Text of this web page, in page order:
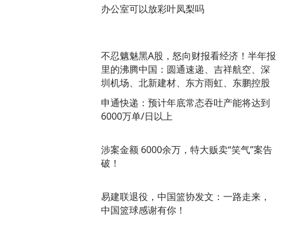
办公室可以放彩叶凤梨吗
不忍魑魅黑A股，怒向财报看经济！半年报
里的沸腾中国：圆通速递、吉祥航空、深
圳机场、北新建材、东方雨虹、东鹏控股
申通快递：预计年底常态吞吐产能将达到
6000万单/日以上
涉案金额 6000余万，特大贩卖“笑气”案告
破！
易建联退役，中国篮协发文：一路走来，
中国篮球感谢有你！